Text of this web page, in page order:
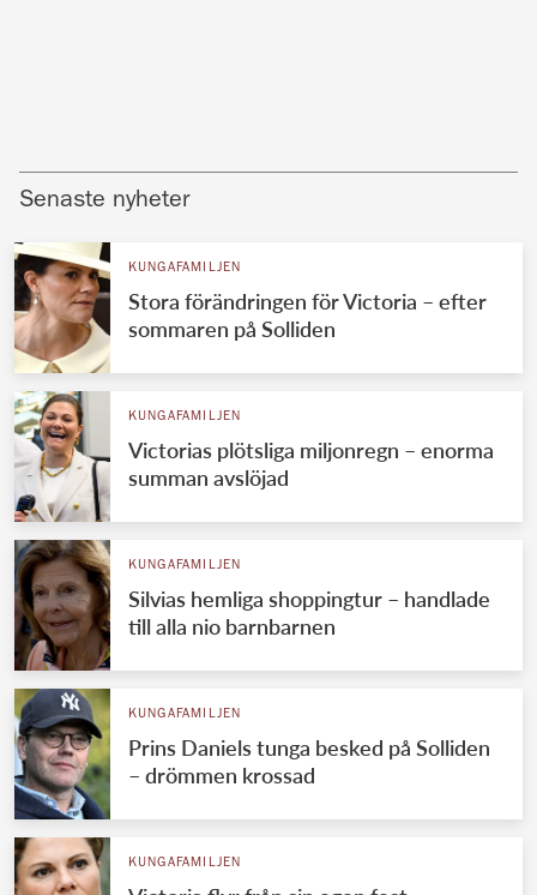
Senaste nyheter
KUNGAFAMILJEN
Stora förändringen för Victoria – efter
sommaren på Solliden
KUNGAFAMILJEN
Victorias plötsliga miljonregn – enorma
summan avslöjad
KUNGAFAMILJEN
Silvias hemliga shoppingtur – handlade
till alla nio barnbarnen
KUNGAFAMILJEN
Prins Daniels tunga besked på Solliden
– drömmen krossad
KUNGAFAMILJEN